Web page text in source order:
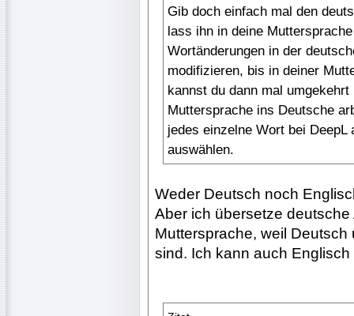
Gib doch einfach mal den
lass ihn in deine
Wortänderungen in der
modifizieren, bis in deiner
kannst du dann mal
Muttersprache ins Deutsche
jedes einzelne Wort bei
auswählen.
Weder Deutsch noch
Aber ich übersetze
Muttersprache, weil
sind. Ich kann auch